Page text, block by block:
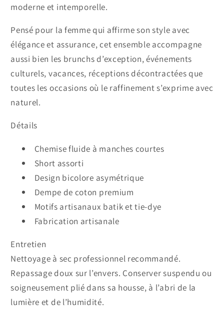
moderne et intemporelle.
Pensé pour la femme qui affirme son style avec
élégance et assurance, cet ensemble accompagne
aussi bien les brunchs d’exception, événements
culturels, vacances, réceptions décontractées que
toutes les occasions où le raffinement s’exprime avec
naturel.
Détails
Chemise fluide à manches courtes
Short assorti
Design bicolore asymétrique
Dempe de coton premium
Motifs artisanaux batik et tie-dye
Fabrication artisanale
Entretien
Nettoyage à sec professionnel recommandé.
Repassage doux sur l’envers. Conserver suspendu ou
soigneusement plié dans sa housse, à l’abri de la
lumière et de l’humidité.